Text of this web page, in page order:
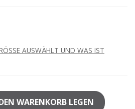
AUSWÄHLT UND WAS IST
WARENKORB LEGEN